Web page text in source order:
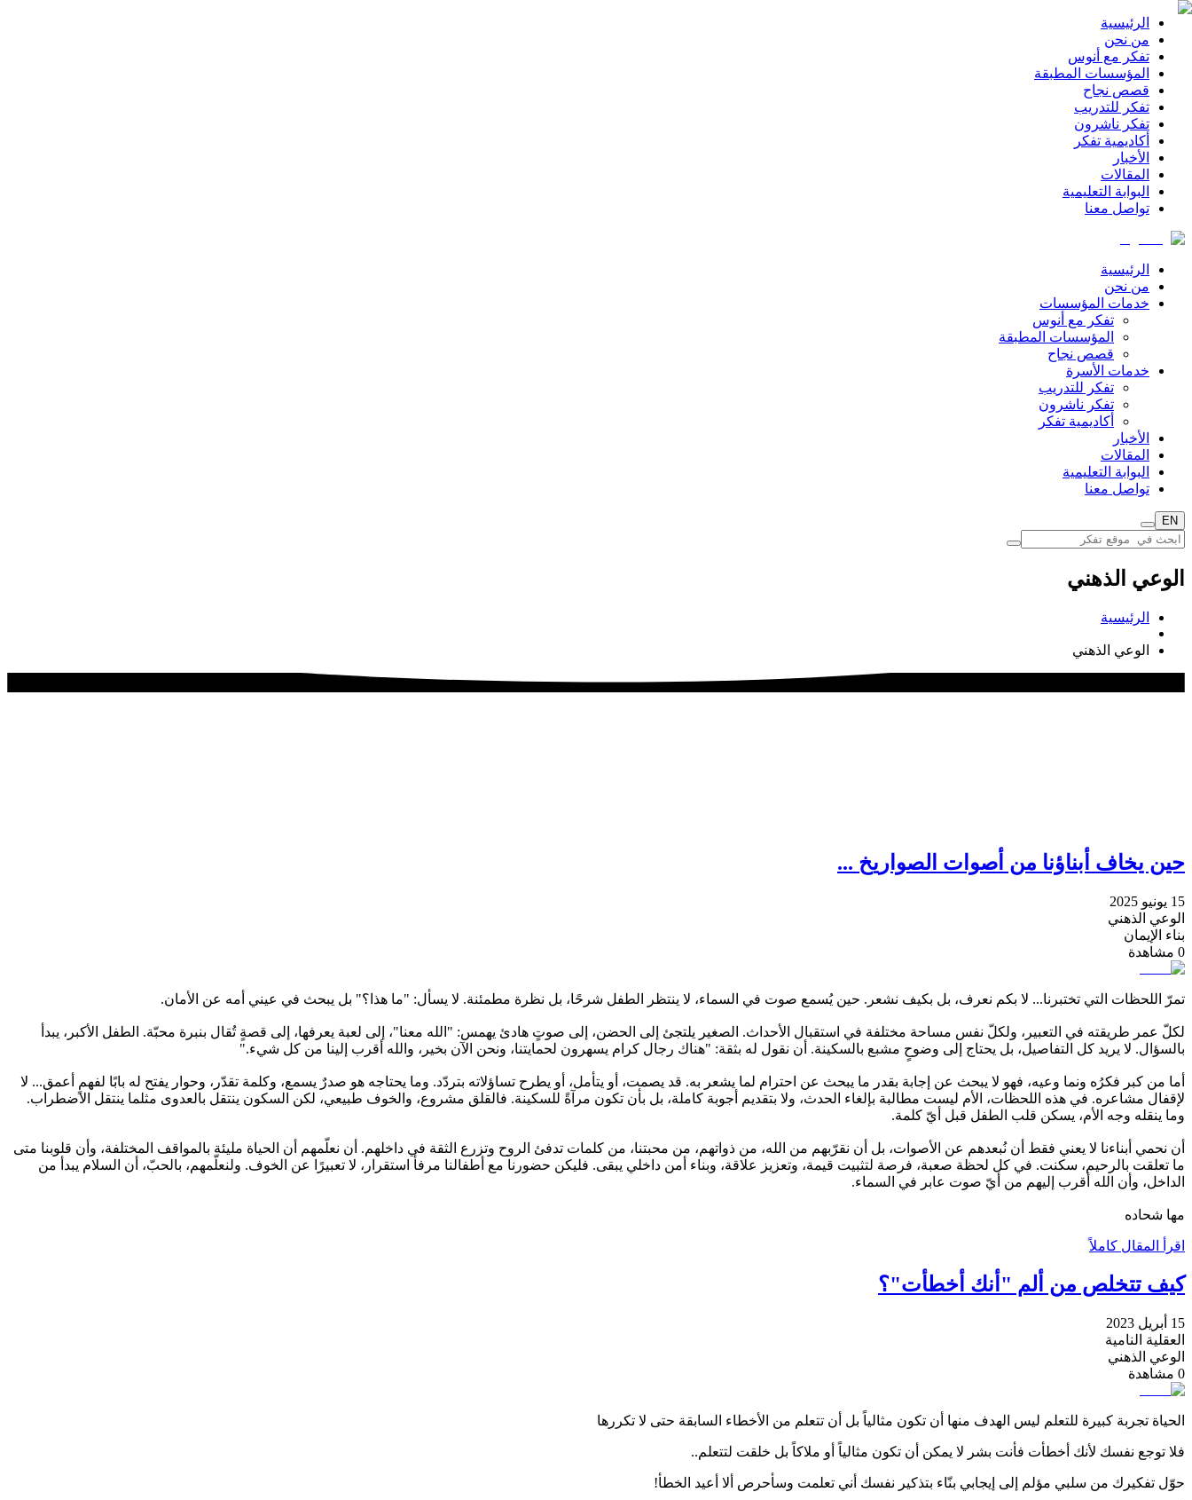
الرئيسية
من نحن
تفكر مع أنوس
المؤسسات المطبقة
قصص نجاح
تفكر للتدريب
تفكر ناشرون
أكاديمية تفكر
الأخبار
المقالات
البوابة التعليمية
تواصل معنا
الرئيسية
من نحن
خدمات المؤسسات
تفكر مع أنوس
المؤسسات المطبقة
قصص نجاح
خدمات الأسرة
تفكر للتدريب
تفكر ناشرون
أكاديمية تفكر
الأخبار
المقالات
البوابة التعليمية
تواصل معنا
EN
الوعي الذهني
الرئيسية
الوعي الذهني
حين يخاف أبناؤنا من أصوات الصواريخ ...
15 يونيو 2025
الوعي الذهني
بناء الإيمان
0 مشاهدة
تمرّ اللحظات التي تختبرنا... لا بكم نعرف، بل بكيف نشعر. حين يُسمع صوت في السماء، لا ينتظر الطفل شرحًا، بل نظرة مطمئنة. لا يسأل: "ما هذا؟" بل يبحث في عيني أمه عن الأمان.
لكلّ عمر طريقته في التعبير، ولكلّ نفس مساحة مختلفة في استقبال الأحداث. الصغير يلتجئ إلى الحضن، إلى صوتٍ هادئ يهمس: "الله معنا"، إلى لعبة يعرفها، إلى قصةٍ تُقال بنبرة محبّة. الطفل الأكبر، يبدأ
بالسؤال. لا يريد كل التفاصيل، بل يحتاج إلى وضوحٍ مشبع بالسكينة. أن نقول له بثقة: "هناك رجال كرام يسهرون لحمايتنا، ونحن الآن بخير، والله أقرب إلينا من كل شيء."
أما من كبر فكرُه ونما وعيه، فهو لا يبحث عن إجابة بقدر ما يبحث عن احترام لما يشعر به. قد يصمت، أو يتأمل، أو يطرح تساؤلاته بتردّد. وما يحتاجه هو صدرٌ يسمع، وكلمة تقدّر، وحوار يفتح له بابًا لفهمٍ أعمق... لا
لإقفال مشاعره. في هذه اللحظات، الأم ليست مطالبة بإلغاء الحدث، ولا بتقديم أجوبة كاملة، بل بأن تكون مرآةً للسكينة. فالقلق مشروع، والخوف طبيعي، لكن السكون ينتقل بالعدوى مثلما ينتقل الاضطراب.
وما ينقله وجه الأم، يسكن قلب الطفل قبل أيّ كلمة.
أن نحمي أبناءنا لا يعني فقط أن نُبعدهم عن الأصوات، بل أن نقرّبهم من الله، من ذواتهم، من محبتنا، من كلمات تدفئ الروح وتزرع الثقة في داخلهم. أن نعلّمهم أن الحياة مليئة بالمواقف المختلفة، وأن قلوبنا متى
ما تعلقت بالرحيم، سكنت. في كل لحظة صعبة، فرصة لتثبيت قيمة، وتعزيز علاقة، وبناء أمن داخلي يبقى. فليكن حضورنا مع أطفالنا مرفأ استقرار، لا تعبيرًا عن الخوف. ولنعلّمهم، بالحبّ، أن السلام يبدأ من
الداخل، وأن الله أقرب إليهم من أيّ صوت عابر في السماء.
مها شحاده
اقرأ المقال كاملاً
كيف تتخلص من ألم "أنك أخطأت"؟
15 أبريل 2023
العقلية النامية
الوعي الذهني
0 مشاهدة
الحياة تجربة كبيرة للتعلم ليس الهدف منها أن تكون مثالياً بل أن تتعلم من الأخطاء السابقة حتى لا تكررها
فلا توجع نفسك لأنك أخطأت فأنت بشر لا يمكن أن تكون مثالياً أو ملاكاً بل خلقت لتتعلم..
حوّل تفكيرك من سلبي مؤلم إلى إيجابي بنّاء بتذكير نفسك أني تعلمت وسأحرص ألا أعيد الخطأ!